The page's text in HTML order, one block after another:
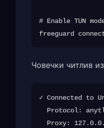
# Enable TUN
Човечки читлив
✓ Connected to
Protocol: